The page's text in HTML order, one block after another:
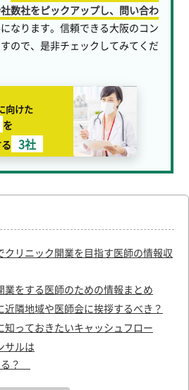
数社をピックアップし、問い合わ
なります。信頼できる大阪のコン
ので、是非チェックしてみてくだ
向けた
を
3社
クリニック開業を目指す医師の情報収
業をする医師のための情報まとめ
近隣地域や医師会に挨拶するべき？
知っておきたいキャッシュフロー
サルは
る？